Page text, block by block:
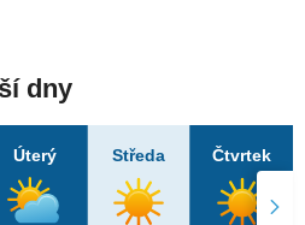
dny
Úterý Středa Čtvrtek